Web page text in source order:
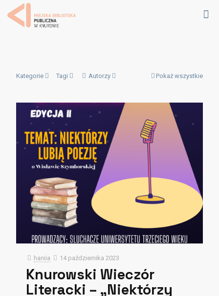
Kategorie Tagi Autorzy Pokaż wszystkie
haniia 14 października 2023
Knurowski Wieczór
Literacki – „Niektórzy